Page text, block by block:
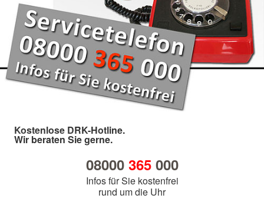
Kostenlose DRK-Hotline.
Wir beraten Sie gerne.
08000 365000
Infos für Sie kostenfrei
rund um die Uhr